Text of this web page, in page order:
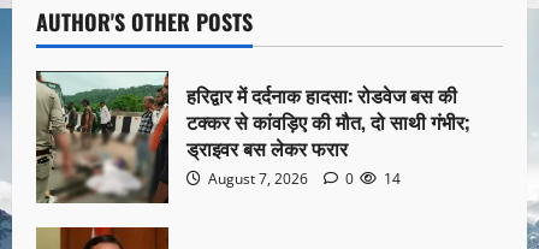
AUTHOR'S OTHER POSTS
हरिद्वार में दर्दनाक हादसा: रोडवेज बस की
टक्कर से कांवड़िए की मौत, दो साथी गंभीर;
ड्राइवर बस लेकर फरार
August 7, 2026 0 14